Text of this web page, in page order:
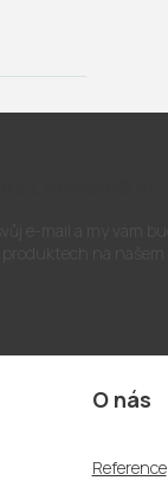
O nás
Reference